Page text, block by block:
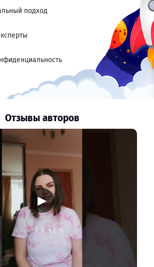
подход
Отзывы авторов
▶